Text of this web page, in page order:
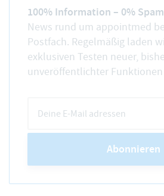
100% Information – 0%
News rund um appointmed
Postfach. Regelmäßig laden
exklusiven Testen neuer,
unveröffentlichter Funktionen
Abonnieren